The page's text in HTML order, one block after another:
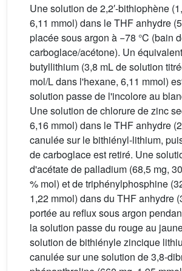
Une solution de 2,2′-bithiophène
6,11 mmol) dans le THF anhydre
placée sous argon à −78 °C (bain
carboglace/acétone). Un
butyllithium (3,8 mL de solution
mol/L dans l'hexane, 6,11 mmol)
solution passe de l'incolore au
Une solution de chlorure de zinc
6,16 mmol) dans le THF anhydre
canulée sur le bithiényl-lithium,
de carboglace est retiré. Une
d'acétate de palladium (68,5 mg,
% mol) et de triphénylphosphine
1,22 mmol) dans du THF anhydre
portée au reflux sous argon
la solution passe du rouge au
solution de bithiényle zincique
canulée sur une solution de 3,8-